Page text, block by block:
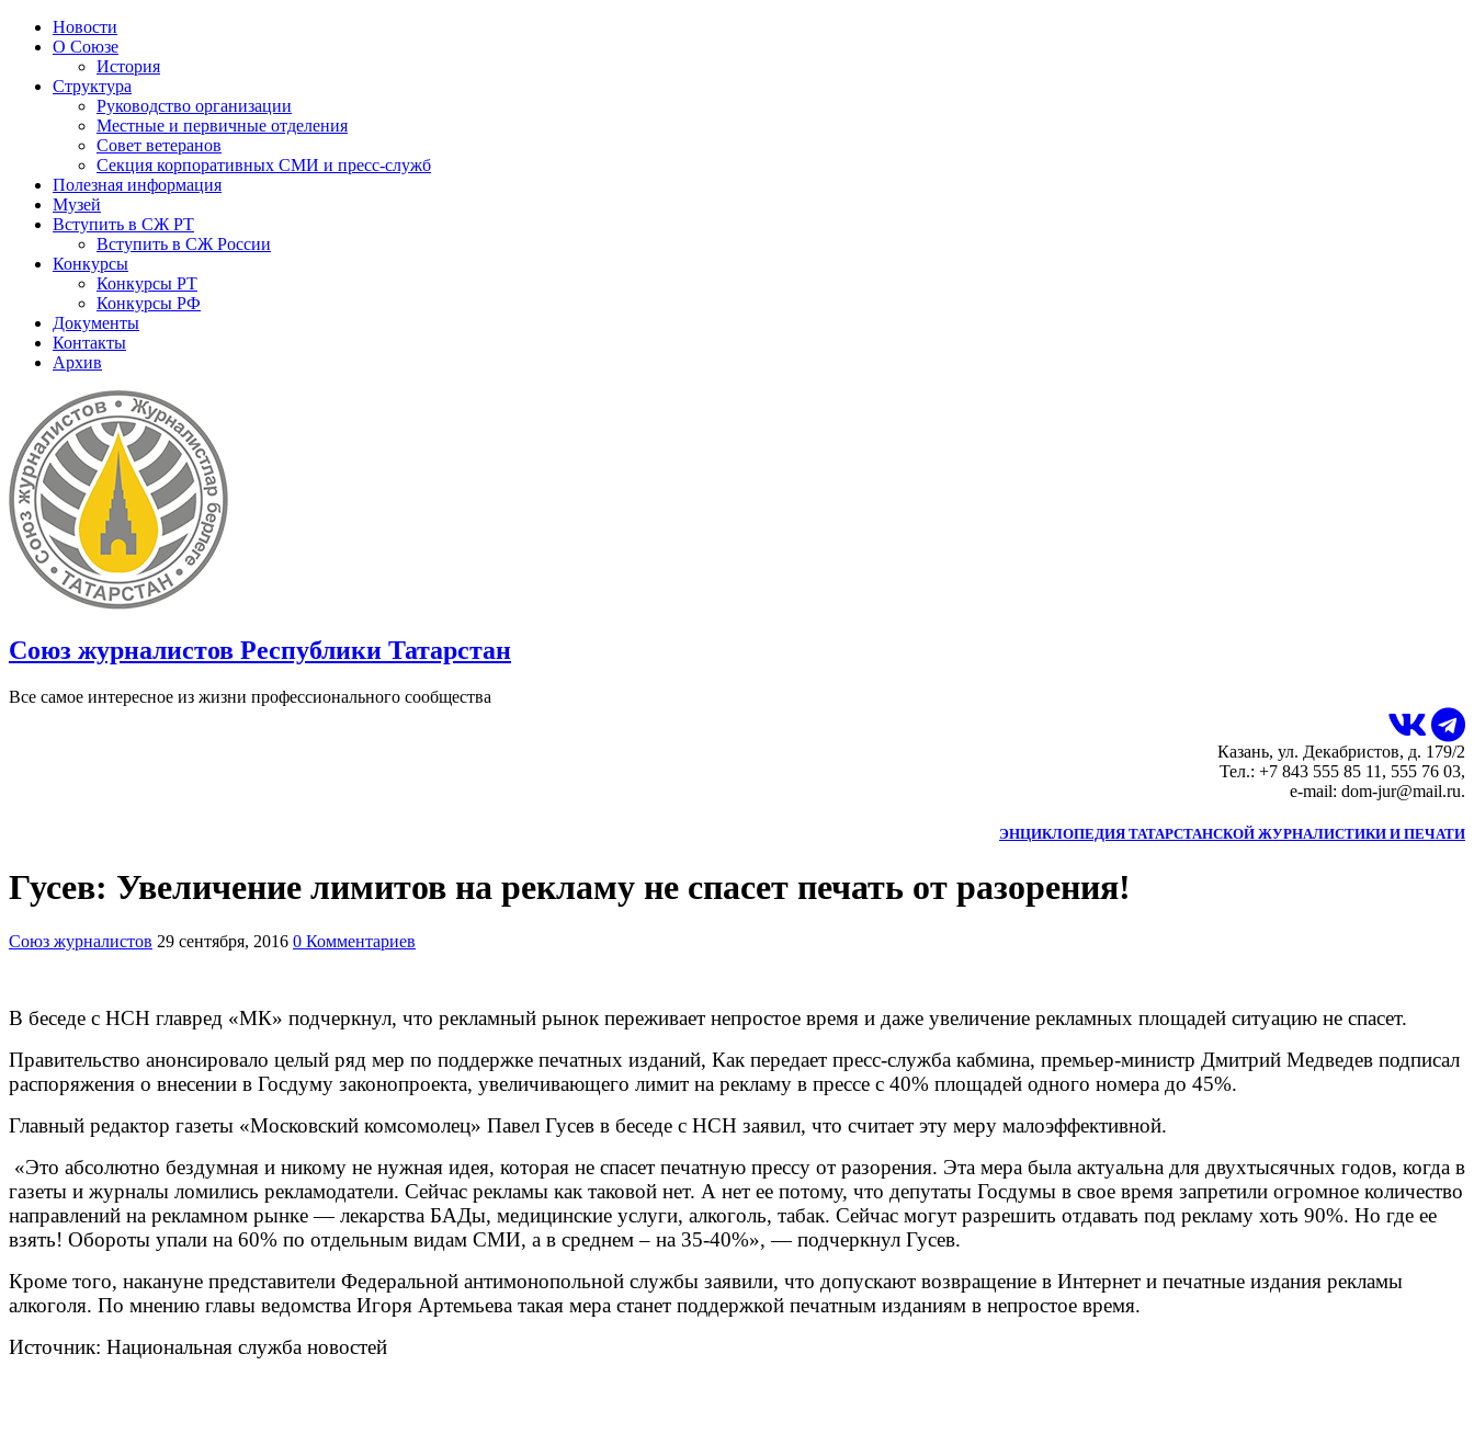
Новости
О Союзе
История
Структура
Руководство организации
Местные и первичные отделения
Совет ветеранов
Секция корпоративных СМИ и пресс-служб
Полезная информация
Музей
Вступить в СЖ РТ
Вступить в СЖ России
Конкурсы
Конкурсы РТ
Конкурсы РФ
Документы
Контакты
Архив
Союз журналистов Республики Татарстан
Все самое интересное из жизни профессионального сообщества
Казань, ул. Декабристов, д. 179/2
Тел.: +7 843 555 85 11, 555 76 03,
e-mail: dom-jur@mail.ru.
ЭНЦИКЛОПЕДИЯ ТАТАРСТАНСКОЙ ЖУРНАЛИСТИКИ И ПЕЧАТИ
Гусев: Увеличение лимитов на рекламу не спасет печать от разорения!
Союз журналистов 29 сентября, 2016 0 Комментариев
В беседе с НСН главред «МК» подчеркнул, что рекламный рынок переживает непростое время и даже увеличение рекламных площадей ситуацию не спасет.
Правительство анонсировало целый ряд мер по поддержке печатных изданий, Как передает пресс-служба кабмина, премьер-министр Дмитрий Медведев подписал
распоряжения о внесении в Госдуму законопроекта, увеличивающего лимит на рекламу в прессе с 40% площадей одного номера до 45%.
Главный редактор газеты «Московский комсомолец» Павел Гусев в беседе с НСН заявил, что считает эту меру малоэффективной.
«Это абсолютно бездумная и никому не нужная идея, которая не спасет печатную прессу от разорения. Эта мера была актуальна для двухтысячных годов, когда в
газеты и журналы ломились рекламодатели. Сейчас рекламы как таковой нет. А нет ее потому, что депутаты Госдумы в свое время запретили огромное количество
направлений на рекламном рынке — лекарства БАДы, медицинские услуги, алкоголь, табак. Сейчас могут разрешить отдавать под рекламу хоть 90%. Но где ее
взять! Обороты упали на 60% по отдельным видам СМИ, а в среднем – на 35-40%», — подчеркнул Гусев.
Кроме того, накануне представители Федеральной антимонопольной службы заявили, что допускают возвращение в Интернет и печатные издания рекламы
алкоголя. По мнению главы ведомства Игоря Артемьева такая мера станет поддержкой печатным изданиям в непростое время.
Источник: Национальная служба новостей